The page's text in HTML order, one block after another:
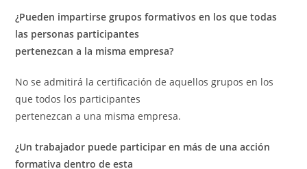
¿Pueden impartirse grupos formativos en los que todas
las personas participantes
pertenezcan a la misma empresa?
No se admitirá la certificación de aquellos grupos en los
que todos los participantes
pertenezcan a una misma empresa.
¿Un trabajador puede participar en más de una acción
formativa dentro de esta